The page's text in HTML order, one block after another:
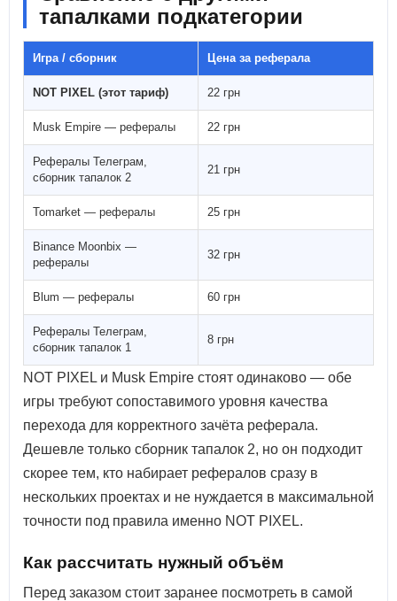
тапалками подкатегории
Игра / сборник Цена за реферала
NOT PIXEL (этот тариф) 22 грн
Musk Empire — рефералы 22 грн
Рефералы Телеграм,
сборник тапалок 2
21 грн
Tomarket — рефералы 25 грн
Binance Moonbix —
рефералы
32 грн
Blum — рефералы 60 грн
Рефералы Телеграм,
сборник тапалок 1
8 грн
NOT PIXEL и Musk Empire стоят одинаково — обе
игры требуют сопоставимого уровня качества
перехода для корректного зачёта реферала.
Дешевле только сборник тапалок 2, но он подходит
скорее тем, кто набирает рефералов сразу в
нескольких проектах и не нуждается в максимальной
точности под правила именно NOT PIXEL.
Как рассчитать нужный объём
Перед заказом стоит заранее посмотреть в самой